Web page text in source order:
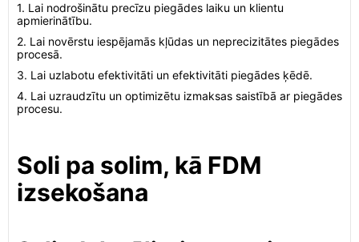
1. Lai nodrošinātu precīzu piegādes laiku un klientu
apmierinātību.
2. Lai novērstu iespējamās kļūdas un neprecizitātes piegādes
procesā.
3. Lai uzlabotu efektivitāti un efektivitāti piegādes ķēdē.
4. Lai uzraudzītu un optimizētu izmaksas saistībā ar piegādes
procesu.
Soli pa solim, kā FDM
izsekošana